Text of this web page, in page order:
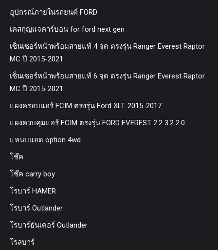
อุปกรณ์ภายในรถยนต์ FORD
เคสกุญแจคาร์บอน for ford next gen
เซ็นเซอร์หน้าพร้อมสายแท้ 4 จุด ตรงรุ่น Ranger Everest Raptor
MC ปี 2015-2021
เซ็นเซอร์หน้าพร้อมสายแท้ 6 จุด ตรงรุ่น Ranger Everest Raptor
MC ปี 2015-2021
แผงครอบแอร์ FCIM ตรงรุ่น Ford XLT. 2015-2017
แผงควบคุมแอร์ FCIM ตรงรุ่น FORD EVEREST 2.2 3.2 2.0
แหนบแอด option 4wd
โช๊ค
โช๊ค carry boy
โรบาร์ HAMER
โรบาร์ Outlander
โรบาร์ธันเดอร์ Outlander
โรลบาร์